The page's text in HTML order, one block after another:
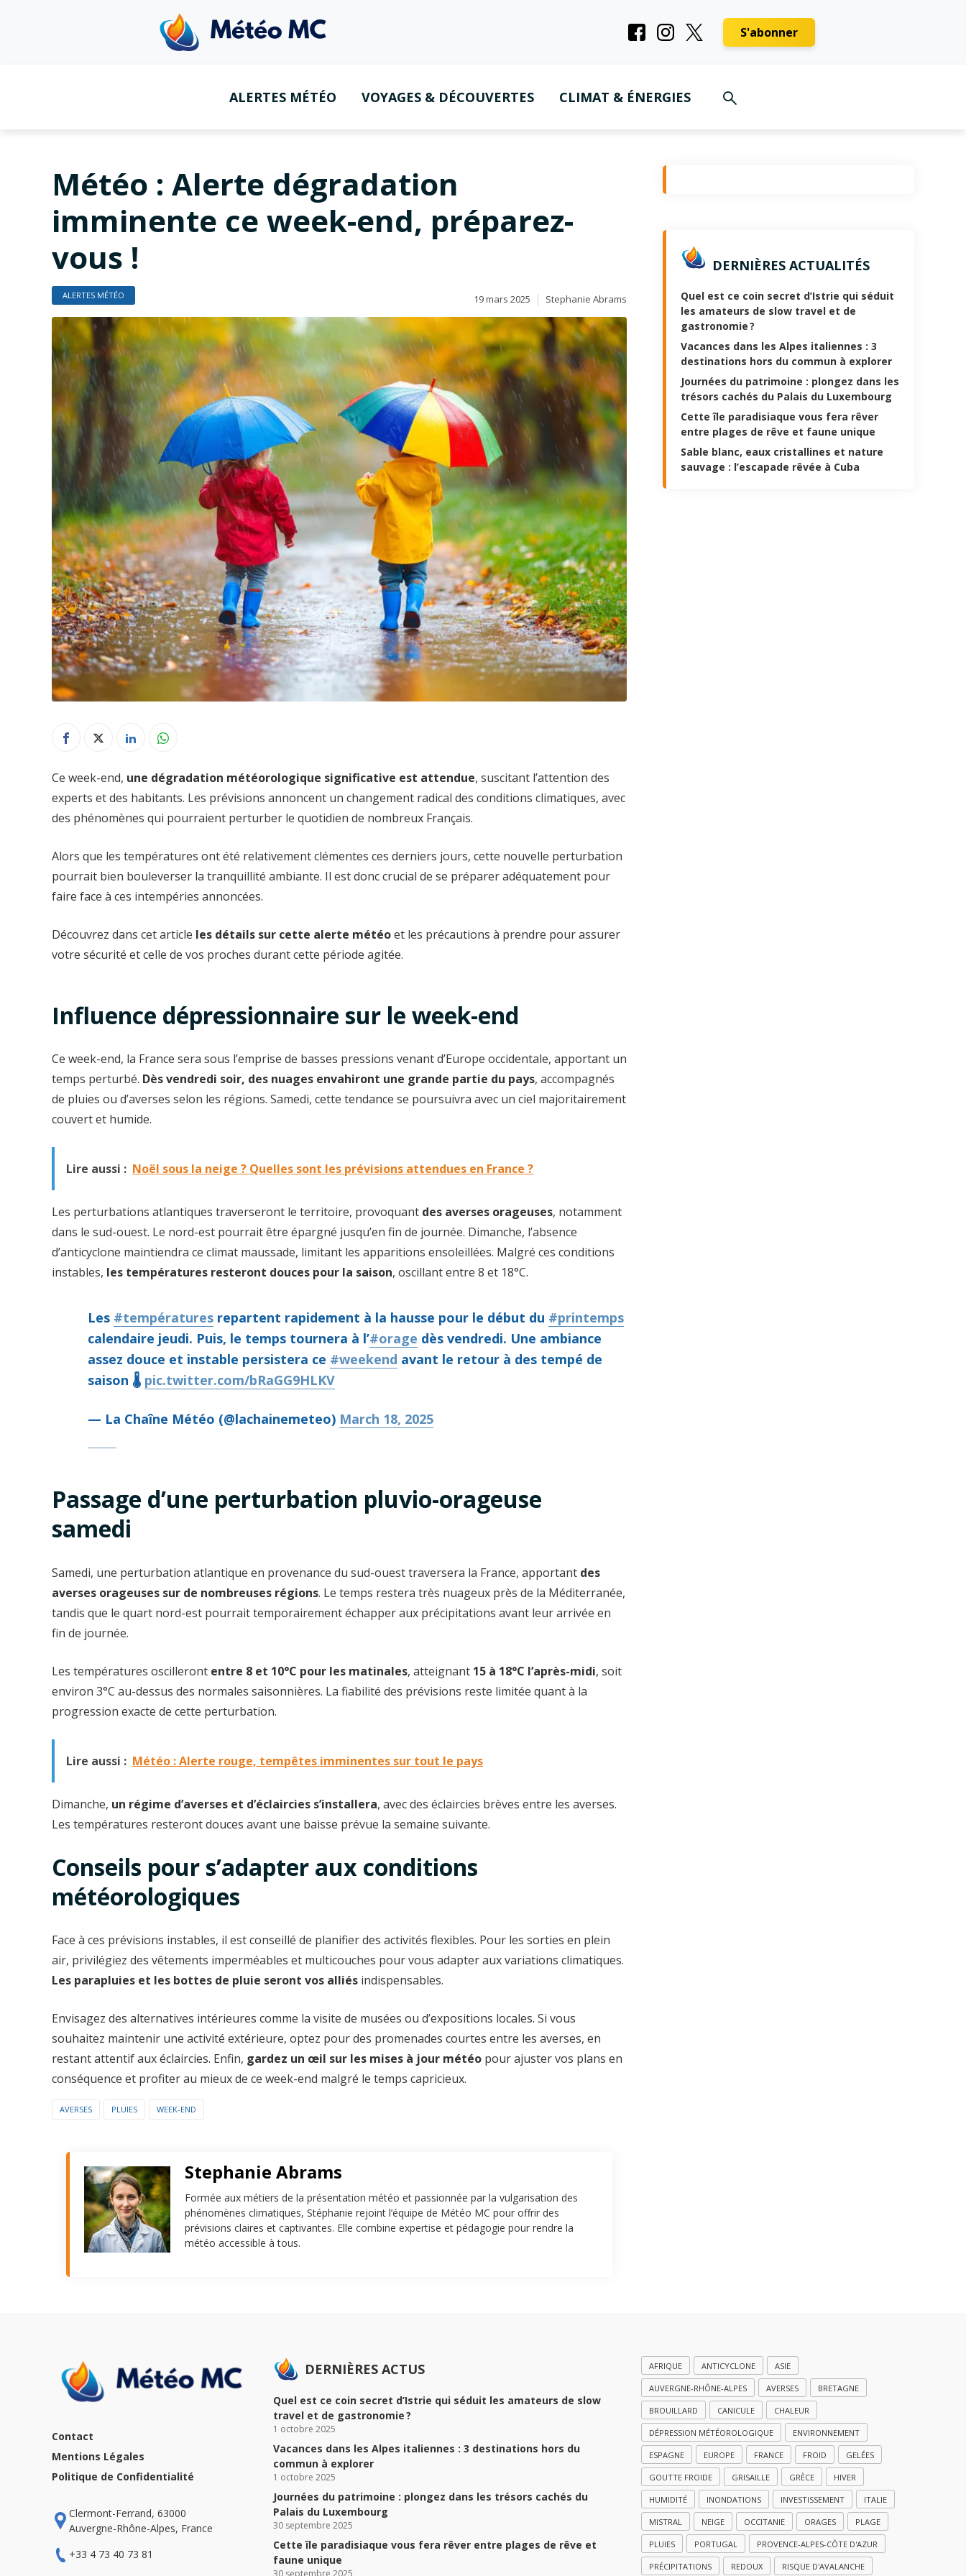
S'abonner
ALERTES MÉTÉO VOYAGES & DÉCOUVERTES CLIMAT & ÉNERGIES
Météo : Alerte dégradation
imminente ce week-end, préparez-
vous !
ALERTES MÉTÉO 19 mars 2025 Stephanie Abrams
Ce week-end, une dégradation météorologique significative est attendue, suscitant l’attention des
experts et des habitants. Les prévisions annoncent un changement radical des conditions climatiques, avec
des phénomènes qui pourraient perturber le quotidien de nombreux Français.
Alors que les températures ont été relativement clémentes ces derniers jours, cette nouvelle perturbation
pourrait bien bouleverser la tranquillité ambiante. Il est donc crucial de se préparer adéquatement pour
faire face à ces intempéries annoncées.
Découvrez dans cet article les détails sur cette alerte météoet les précautions à prendre pour assurer
votre sécurité et celle de vos proches durant cette période agitée.
Influence dépressionnaire sur le week-end
Ce week-end, la France sera sous l’emprise de basses pressions venant d’Europe occidentale, apportant un
temps perturbé. Dès vendredi soir, des nuages envahiront une grande partie du pays, accompagnés
de pluies ou d’averses selon les régions. Samedi, cette tendance se poursuivra avec un ciel majoritairement
couvert et humide.
Lire aussi : Noël sous la neige ? Quelles sont les prévisions attendues en France ?
Les perturbations atlantiques traverseront le territoire, provoquant des averses orageuses, notamment
dans le sud-ouest. Le nord-est pourrait être épargné jusqu’en fin de journée. Dimanche, l’absence
d’anticyclone maintiendra ce climat maussade, limitant les apparitions ensoleillées. Malgré ces conditions
instables, les températures resteront douces pour la saison, oscillant entre 8 et 18°C.
Les #températures repartent rapidement à la hausse pour le début du #printemps
calendaire jeudi. Puis, le temps tournera à l’#orage dès vendredi. Une ambiance
assez douce et instable persistera ce #weekend avant le retour à des tempé de
saison 🌡️ pic.twitter.com/bRaGG9HLKV
— La Chaîne Météo (@lachainemeteo) March 18, 2025
Passage d’une perturbation pluvio-orageuse
samedi
Samedi, une perturbation atlantique en provenance du sud-ouest traversera la France, apportant des
averses orageuses sur de nombreuses régions. Le temps restera très nuageux près de la Méditerranée,
tandis que le quart nord-est pourrait temporairement échapper aux précipitations avant leur arrivée en
fin de journée.
Les températures oscilleront entre 8 et 10°C pour les matinales, atteignant 15 à 18°C l’après-midi, soit
environ 3°C au-dessus des normales saisonnières. La fiabilité des prévisions reste limitée quant à la
progression exacte de cette perturbation.
Lire aussi : Météo : Alerte rouge, tempêtes imminentes sur tout le pays
Dimanche, un régime d’averses et d’éclaircies s’installera, avec des éclaircies brèves entre les averses.
Les températures resteront douces avant une baisse prévue la semaine suivante.
Conseils pour s’adapter aux conditions
météorologiques
Face à ces prévisions instables, il est conseillé de planifier des activités flexibles. Pour les sorties en plein
air, privilégiez des vêtements imperméables et multicouches pour vous adapter aux variations climatiques.
Les parapluies et les bottes de pluie seront vos alliés indispensables.
Envisagez des alternatives intérieures comme la visite de musées ou d’expositions locales. Si vous
souhaitez maintenir une activité extérieure, optez pour des promenades courtes entre les averses, en
restant attentif aux éclaircies. Enfin, gardez un œil sur les mises à jour météo pour ajuster vos plans en
conséquence et profiter au mieux de ce week-end malgré le temps capricieux.
AVERSES PLUIES WEEK-END
Stephanie Abrams
Formée aux métiers de la présentation météo et passionnée par la vulgarisation des
phénomènes climatiques, Stéphanie rejoint l’équipe de Météo MC pour offrir des
prévisions claires et captivantes. Elle combine expertise et pédagogie pour rendre la
météo accessible à tous.
DERNIÈRES ACTUALITÉS
Quel est ce coin secret d’Istrie qui séduit
les amateurs de slow travel et de
gastronomie ?
Vacances dans les Alpes italiennes : 3
destinations hors du commun à explorer
Journées du patrimoine : plongez dans les
trésors cachés du Palais du Luxembourg
Cette île paradisiaque vous fera rêver
entre plages de rêve et faune unique
Sable blanc, eaux cristallines et nature
sauvage : l’escapade rêvée à Cuba
Contact
Mentions Légales
Politique de Confidentialité
Clermont-Ferrand, 63000
Auvergne-Rhône-Alpes, France
+33 4 73 40 73 81
DERNIÈRES ACTUS
Quel est ce coin secret d’Istrie qui séduit les amateurs de slow
travel et de gastronomie ?
1 octobre 2025
Vacances dans les Alpes italiennes : 3 destinations hors du
commun à explorer
1 octobre 2025
Journées du patrimoine : plongez dans les trésors cachés du
Palais du Luxembourg
30 septembre 2025
Cette île paradisiaque vous fera rêver entre plages de rêve et
faune unique
AFRIQUE ANTICYCLONE ASIE
AUVERGNE-RHÔNE-ALPES AVERSES BRETAGNE
BROUILLARD CANICULE CHALEUR
DÉPRESSION MÉTÉOROLOGIQUE ENVIRONNEMENT
ESPAGNE EUROPE FRANCE FROID GELÉES
GOUTTE FROIDE GRISAILLE GRÈCE HIVER
HUMIDITÉ INONDATIONS INVESTISSEMENT ITALIE
MISTRAL NEIGE OCCITANIE ORAGES PLAGE
PLUIES PORTUGAL PROVENCE-ALPES-CÔTE D'AZUR
PRÉCIPITATIONS REDOUX RISQUE D'AVALANCHE